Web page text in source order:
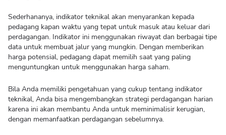
Sederhananya, indikator teknikal akan menyarankan kepada
pedagang kapan waktu yang tepat untuk masuk atau keluar dari
perdagangan. Indikator ini menggunakan riwayat dan berbagai tipe
data untuk membuat jalur yang mungkin. Dengan memberikan
harga potensial, pedagang dapat memilih saat yang paling
menguntungkan untuk menggunakan harga saham.
Bila Anda memiliki pengetahuan yang cukup tentang indikator
teknikal, Anda bisa mengembangkan strategi perdagangan harian
karena ini akan membantu Anda untuk meminimalisir kerugian,
dengan memanfaatkan perdagangan sebelumnya.